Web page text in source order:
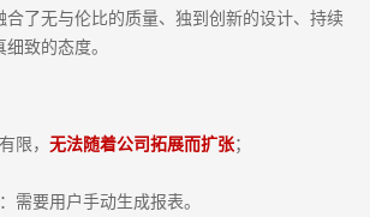
合了无与伦比的质量、独到创新的设计、持续
致的态度。
限， 无法随着公司拓展而扩张；
：需要用户手动生成报表。